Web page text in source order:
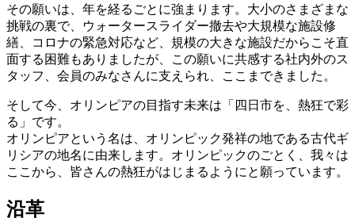
その願いは、年を経るごとに強まります。大小のさまざまな
挑戦の裏で、ウォータースライダー撤去や大規模な施設修
繕、コロナの緊急対応など、規模の大きな施設だからこそ直
面する困難もありましたが、この願いに共感する社内外のス
タッフ、会員のみなさんに支えられ、ここまできました。
そして今、オリンピアの目指す未来は「四日市を、熱狂で彩
る」です。
オリンピアという名は、オリンピック発祥の地である古代ギ
リシアの地名に由来します。オリンピックのごとく、我々は
ここから、皆さんの熱狂がはじまるようにと願っています。
沿革